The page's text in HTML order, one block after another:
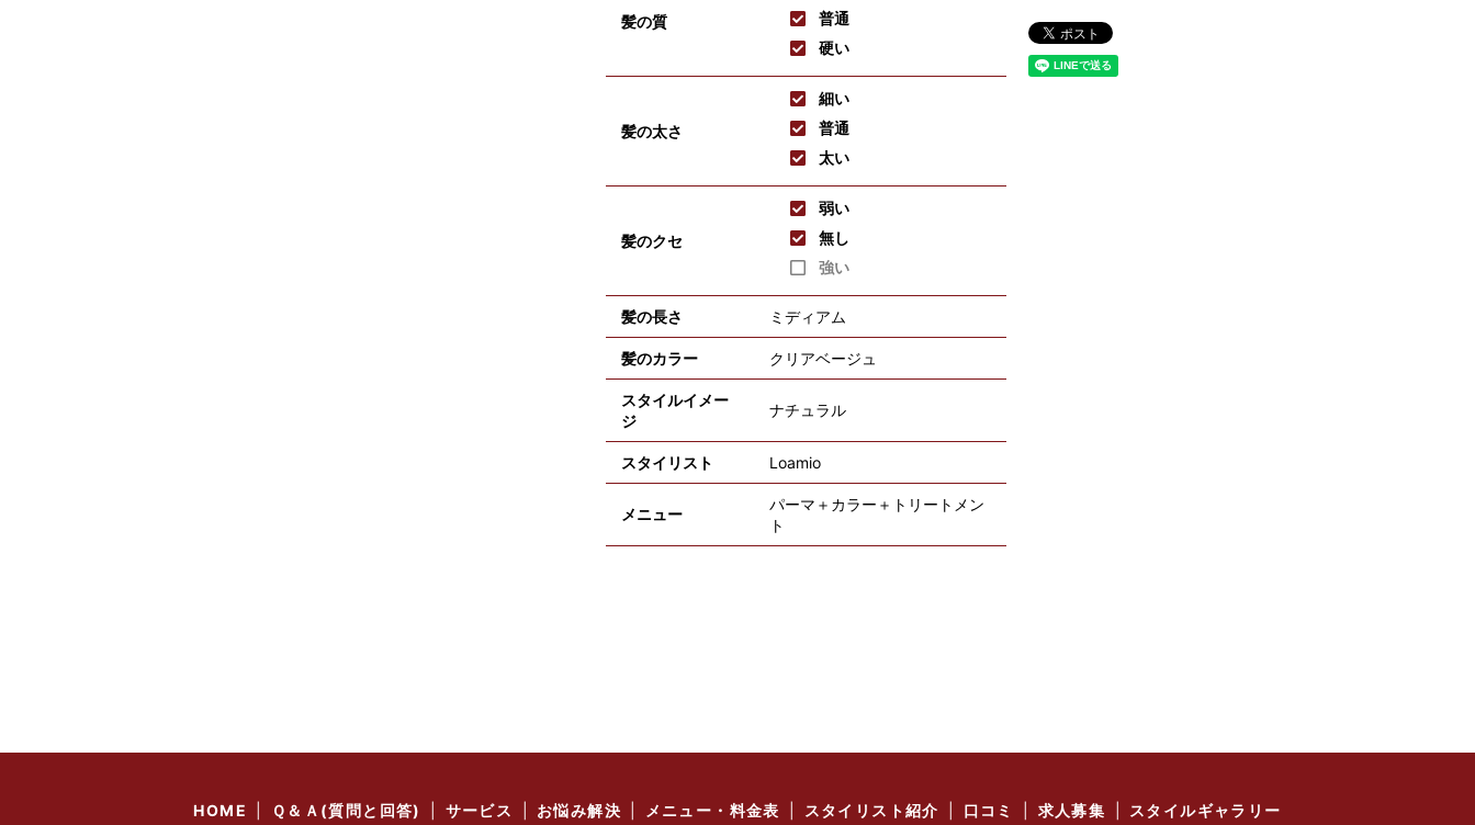
髪の質
普通
硬い
髪の太さ
細い
普通
太い
髪のクセ
弱い
無し
強い
髪の長さ ミディアム
髪のカラー クリアベージュ
スタイルイメー
ジ
ナチュラル
スタイリスト Loamio
メニュー
パーマ＋カラー＋トリートメン
ト
HOME Ｑ＆Ａ(質問と回答) サービス お悩み解決 メニュー・料金表 スタイリスト紹介 口コミ 求人募集 スタイルギャラリー